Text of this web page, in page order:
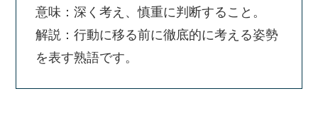
意味：深く考え、慎重に判断すること。
解説：行動に移る前に徹底的に考える姿勢
を表す熟語です。